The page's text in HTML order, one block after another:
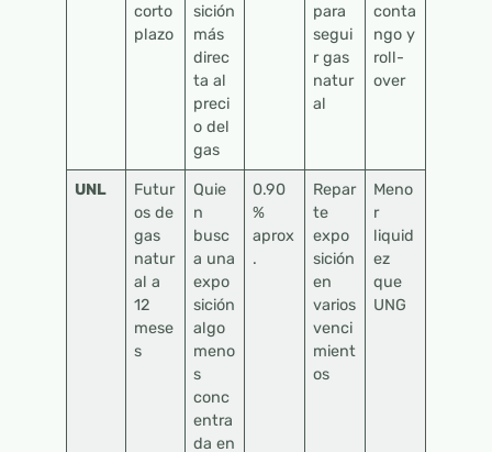
corto
plazo
sición
más
direc
ta al
preci
o del
gas
para
segui
r gas
natur
al
conta
ngo y
roll-
over
UNL
Futur
os de
gas
natur
al a
12
mese
s
Quie
n
busc
a una
expo
sición
algo
meno
s
conc
entra
da en
0.90
%
aprox
.
Repar
te
expo
sición
en
varios
venci
mient
os
Meno
r
liquid
ez
que
UNG